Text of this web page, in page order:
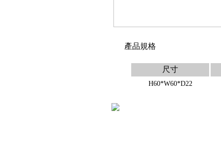
產品規格
尺寸
H60*W60*D22